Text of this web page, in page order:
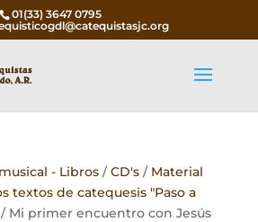
01(33) 3647 0795
- Libros/CD's/ Material
textos de catequesis "Paso a
Mi primer encuentro con Jesús